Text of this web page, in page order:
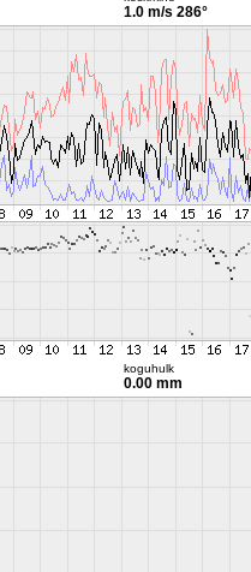
1.0 m/s 286°
koguhulk
0.00 mm